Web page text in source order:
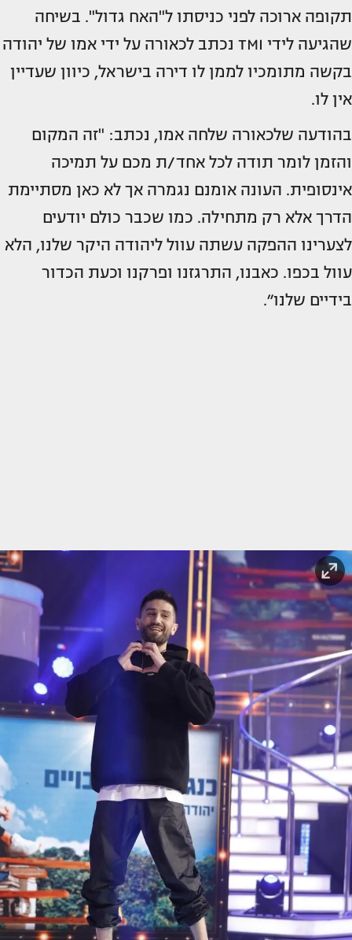
תקופה ארוכה לפני כניסתו ל"האח גדול". בשיחה
שהגיעה לידי TMI נכתב לכאורה על ידי אמו של יהודה
בקשה מתומכיו לממן לו דירה בישראל, כיוון שעדיין
אין לו.
בהודעה שלכאורה שלחה אמו, נכתב: "זה המקום
והזמן לומר תודה לכל אחד/ת מכם על תמיכה
אינסופית. העונה אומנם נגמרה אך לא כאן מסתיימת
הדרך אלא רק מתחילה. כמו שכבר כולם יודעים
לצערינו ההפקה עשתה עוול ליהודה היקר שלנו, הלא
עוול בכפו. כאבנו, התרגזנו ופרקנו וכעת הכדור
בידיים שלנו״.